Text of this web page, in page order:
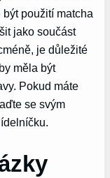
použití matcha
jako součást
je důležité
měla být
Pokud máte
se svým